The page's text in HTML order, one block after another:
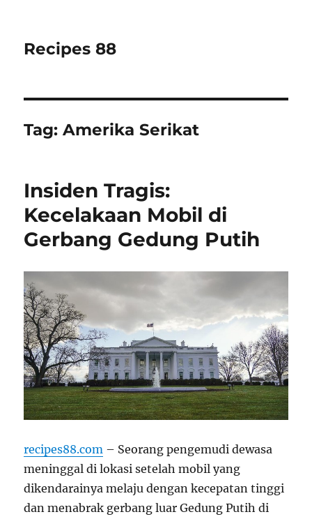
Recipes 88
Tag:Amerika Serikat
Insiden Tragis:
Kecelakaan Mobil di
Gerbang Gedung Putih
recipes88.com – Seorang pengemudi dewasa
meninggal di lokasi setelah mobil yang
dikendarainya melaju dengan kecepatan tinggi
dan menabrak gerbang luar Gedung Putih di